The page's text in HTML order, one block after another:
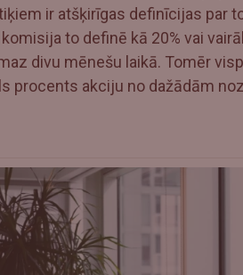
ir atšķirīgas definīcijas par
to definē kā 20% vai
divu mēnešu laikā. Tomēr
procents akciju no dažādām